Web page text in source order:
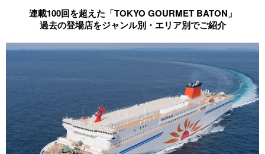
連載100回を超えた「TOKYO GOURMET BATON」
過去の登場店をジャンル別・エリア別でご紹介